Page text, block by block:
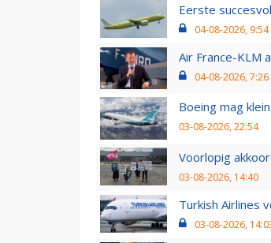
Eerste
04-08-2026, 9:54
Air France-KLM
04-08-2026, 7:26
Boeing mag
03-08-2026, 22:54
Voorlopig
03-08-2026, 14:40
Turkish Airlines
03-08-2026,